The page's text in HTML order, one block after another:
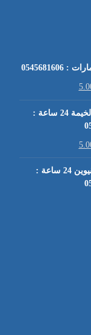
كهربائي منازل في رأس الخيمة 24 ساعة :
كهربائي منازل في أم القيوين 24 ساعة :